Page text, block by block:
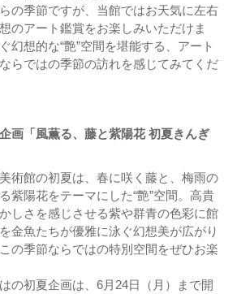
の季節ですが、当館ではお天気に左右
のアート鑑賞をお楽しみいただけま
幻想的な“艶”空間を堪能する、アート
らではの季節の訪れを感じてみてくだ
画「風薫る、藤と紫陽花 初夏きんぎ
術館の初夏は、春に咲く藤と、梅雨の
紫陽花をテーマにした“艶”空間。高貴
しさを感じさせる紫や群青の色彩に館
金魚たちが優雅に泳ぐ幻想美が広がり
の季節ならではの特別空間をぜひお楽
の初夏企画は、6月24日（月）まで開